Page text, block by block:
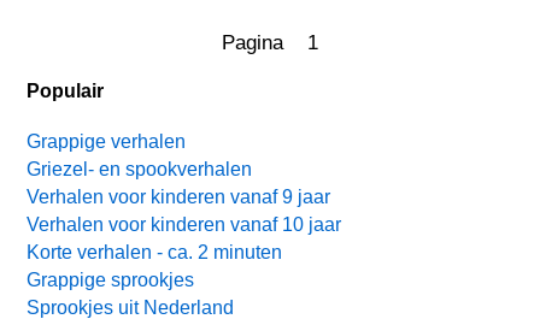
Pagina 1
Populair
Grappige verhalen
Griezel- en spookverhalen
Verhalen voor kinderen vanaf 9 jaar
Verhalen voor kinderen vanaf 10 jaar
Korte verhalen - ca. 2 minuten
Grappige sprookjes
Sprookjes uit Nederland